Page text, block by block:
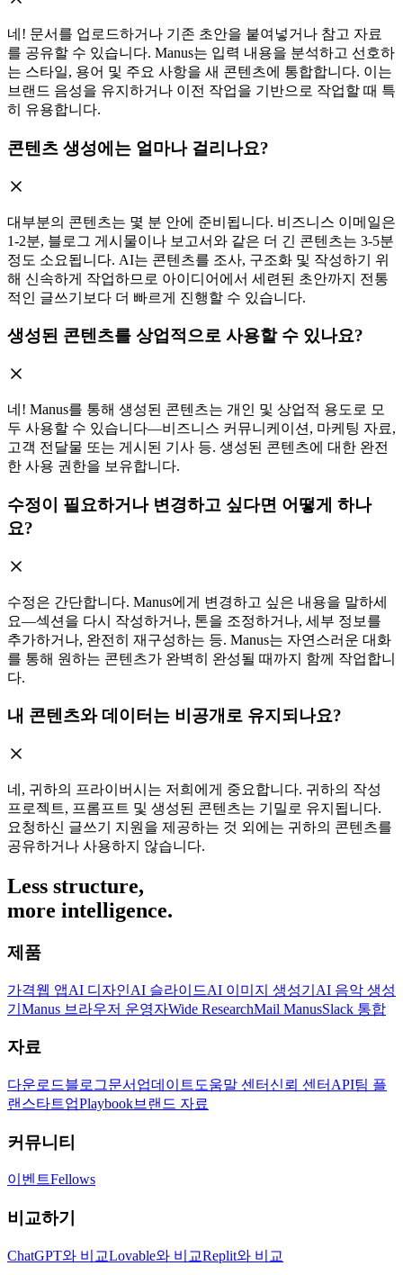
네! 문서를 업로드하거나 기존 초안을 붙여넣거나 참고 자료
를 공유할 수 있습니다. Manus는 입력 내용을 분석하고 선호하
는 스타일, 용어 및 주요 사항을 새 콘텐츠에 통합합니다. 이는
브랜드 음성을 유지하거나 이전 작업을 기반으로 작업할 때 특
히 유용합니다.
콘텐츠 생성에는 얼마나 걸리나요?
대부분의 콘텐츠는 몇 분 안에 준비됩니다. 비즈니스 이메일은
1-2분, 블로그 게시물이나 보고서와 같은 더 긴 콘텐츠는 3-5분
정도 소요됩니다. AI는 콘텐츠를 조사, 구조화 및 작성하기 위
해 신속하게 작업하므로 아이디어에서 세련된 초안까지 전통
적인 글쓰기보다 더 빠르게 진행할 수 있습니다.
생성된 콘텐츠를 상업적으로 사용할 수 있나요?
네! Manus를 통해 생성된 콘텐츠는 개인 및 상업적 용도로 모
두 사용할 수 있습니다—비즈니스 커뮤니케이션, 마케팅 자료,
고객 전달물 또는 게시된 기사 등. 생성된 콘텐츠에 대한 완전
한 사용 권한을 보유합니다.
수정이 필요하거나 변경하고 싶다면 어떻게 하나
요?
수정은 간단합니다. Manus에게 변경하고 싶은 내용을 말하세
요—섹션을 다시 작성하거나, 톤을 조정하거나, 세부 정보를
추가하거나, 완전히 재구성하는 등. Manus는 자연스러운 대화
를 통해 원하는 콘텐츠가 완벽히 완성될 때까지 함께 작업합니
다.
내 콘텐츠와 데이터는 비공개로 유지되나요?
네, 귀하의 프라이버시는 저희에게 중요합니다. 귀하의 작성
프로젝트, 프롬프트 및 생성된 콘텐츠는 기밀로 유지됩니다.
요청하신 글쓰기 지원을 제공하는 것 외에는 귀하의 콘텐츠를
공유하거나 사용하지 않습니다.
Less structure,
more intelligence.
제품
가격웹 앱AI 디자인AI 슬라이드AI 이미지 생성기 AI 음악 생성
기 Manus 브라우저 운영자Wide ResearchMail ManusSlack 통합
자료
다운로드블로그문서 업데이트 도움말 센터 신뢰 센터 API팀 플
랜 스타트업Playbook브랜드 자료
커뮤니티
이벤트Fellows
비교하기
ChatGPT와 비교Lovable와 비교Replit와 비교